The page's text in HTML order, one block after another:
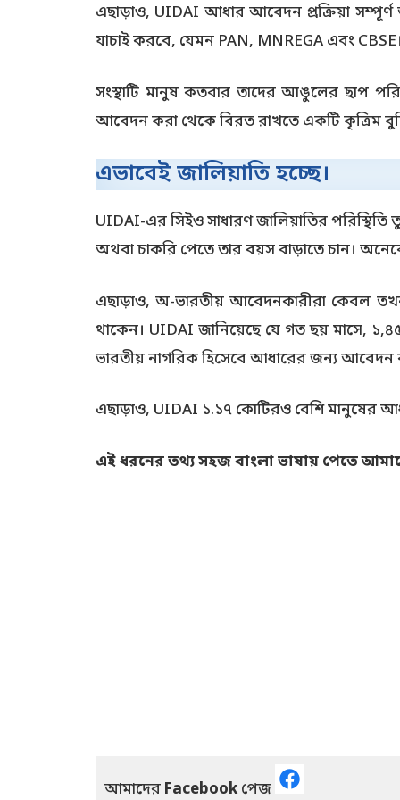
এছাড়াও, UIDAI আধার আবেদন প্রক্রিয়া সম্পূর্ণ
যাচাই করবে, যেমন PAN, MNREGA এবং
সংস্থাটি মানুষ কতবার তাদের আঙুলের ছাপ
আবেদন করা থেকে বিরত রাখতে একটি কৃত্রিম
এভাবেই জালিয়াতি হচ্ছে।
UIDAI-এর সিইও সাধারণ জালিয়াতির
অথবা চাকরি পেতে তার বয়স বাড়াতে চান।
এছাড়াও, অ-ভারতীয় আবেদনকারীরা কেবল
থাকেন। UIDAI জানিয়েছে যে গত ছয় মাসে,
ভারতীয় নাগরিক হিসেবে আধারের জন্য আবেদন
এছাড়াও, UIDAI ১.১৭ কোটিরও বেশি মানুষের
এই ধরনের তথ্য সহজ বাংলা ভাষায় পেতে
আমাদের Facebookপেজ